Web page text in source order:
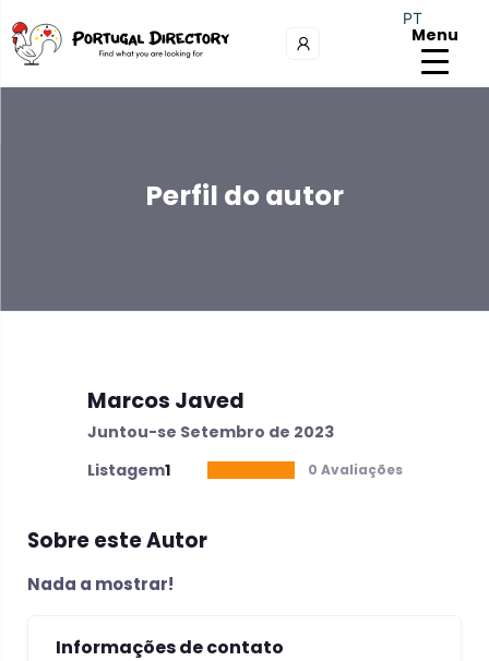
Menu
Perfil do autor
Marcos Javed
Juntou-se Setembro de 2023
Listagem1 0 Avaliações
Sobre este Autor
Nada a mostrar!
Informações de contato
PT